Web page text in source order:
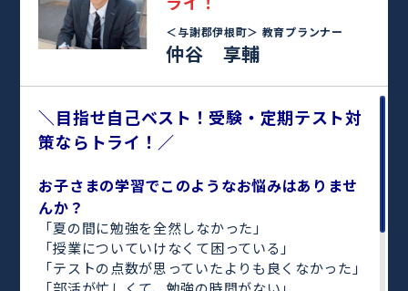
＜与謝郡伊根町＞ 教育プランナー
仲谷 享輔
＼目指せ自己ベスト！受験・定期テスト対
策ならトライ！／
お子さまの学習でこのようなお悩みはありませ
んか？
「夏の間に勉強を全然しなかった」
「授業についていけなくて困っている」
「テストの点数が思っていたよりも良くなかった」